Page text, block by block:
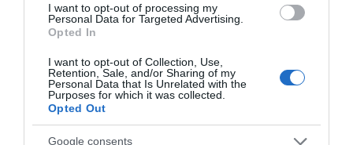
I want to opt-out of processing my
Personal Data for Targeted Advertising.
Opted In
I want to opt-out of Collection, Use,
Retention, Sale, and/or Sharing of my
Personal Data that Is Unrelated with the
Purposes for which it was collected.
Opted Out
Google consents